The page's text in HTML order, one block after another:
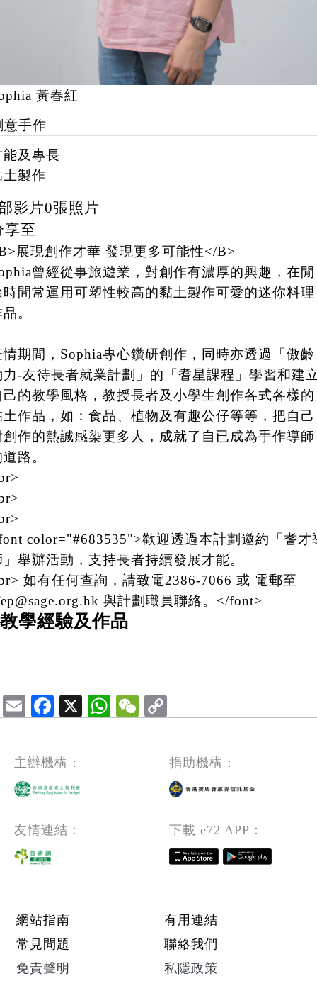
黃春紅
意手作
能及專長
土製作
影片0張照片
享至
展現創作才華 發現更多可能性</B>
曾經從事旅遊業，對創作有濃厚的興趣，在閒
時間常運用可塑性較高的黏土製作可愛的迷你料理
。
情期間，Sophia專心鑽研創作，同時亦透過「傲齡
力-友待長者就業計劃」的「耆星課程」學習和建
己的教學風格，教授長者及小學生創作各式各樣的
土作品，如：食品、植物及有趣公仔等等，把自己
創作的熱誠感染更多人，成就了自已成為手作導師
路。
color="#683535">歡迎透過本計劃邀約「耆才
」舉辦活動，支持長者持續發展才能。
如有任何查詢，請致電2386-7066 或 電郵至
與計劃職員聯絡。</font>
教學經驗及作品
EmailFacebook
X WhatsApp
WeChat
主辦機構： 捐助機構：
友情連結： 下載 e72 APP：
Footer menu
網站指南
有用連結
常見問題
聯絡我們
免責聲明
私隱政策